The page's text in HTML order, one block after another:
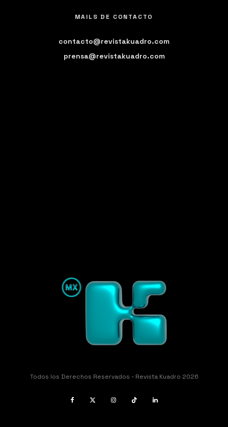
MAILS DE CONTACTO
contacto@revistakuadro.com
prensa@revistakuadro.com
Todos los Derechos Reservados - Revista Kuadro 2026